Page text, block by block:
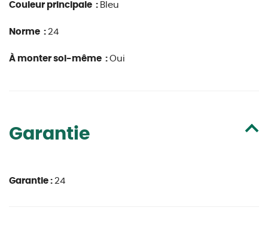
Couleur principale : Bleu
Norme : 24
À monter soi-même : Oui
Garantie
Garantie : 24